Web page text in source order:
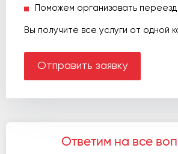
Поможем организовать переезд
Вы получите все услуги от одной
Отправить заявку
Ответим на все